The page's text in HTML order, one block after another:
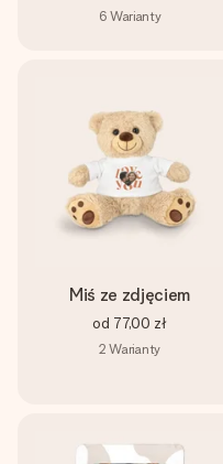
6 Warianty
Miś ze zdjęciem
od 77,00 zł
2 Warianty